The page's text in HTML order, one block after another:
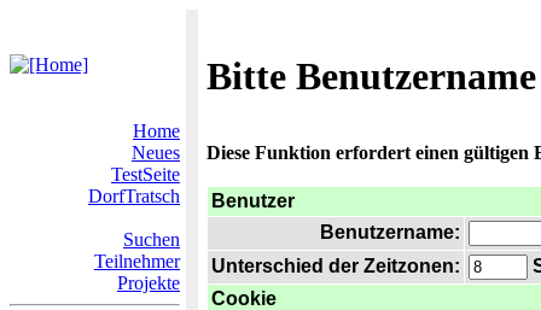
Bitte
Home
Neues
TestSeite
DorfTratsch
Suchen
Teilnehmer
Projekte
Diese Funktion erfordert einen gültigen
Benutzer
Benutzername:
Unterschied der Zeitzonen:
Cookie